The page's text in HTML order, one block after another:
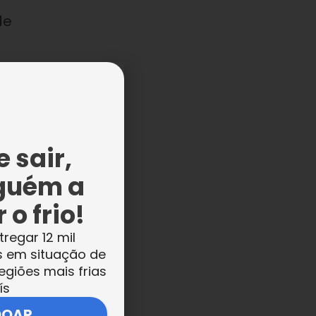
sair,
a
o frio!
12 mil
em situação de
mais frias